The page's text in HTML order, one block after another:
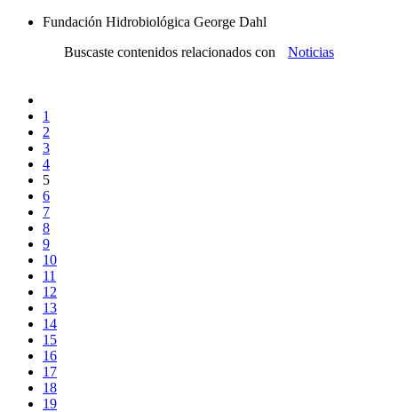
Fundación Hidrobiológica George Dahl
Buscaste contenidos relacionados con
Noticias
1
2
3
4
5
6
7
8
9
10
11
12
13
14
15
16
17
18
19